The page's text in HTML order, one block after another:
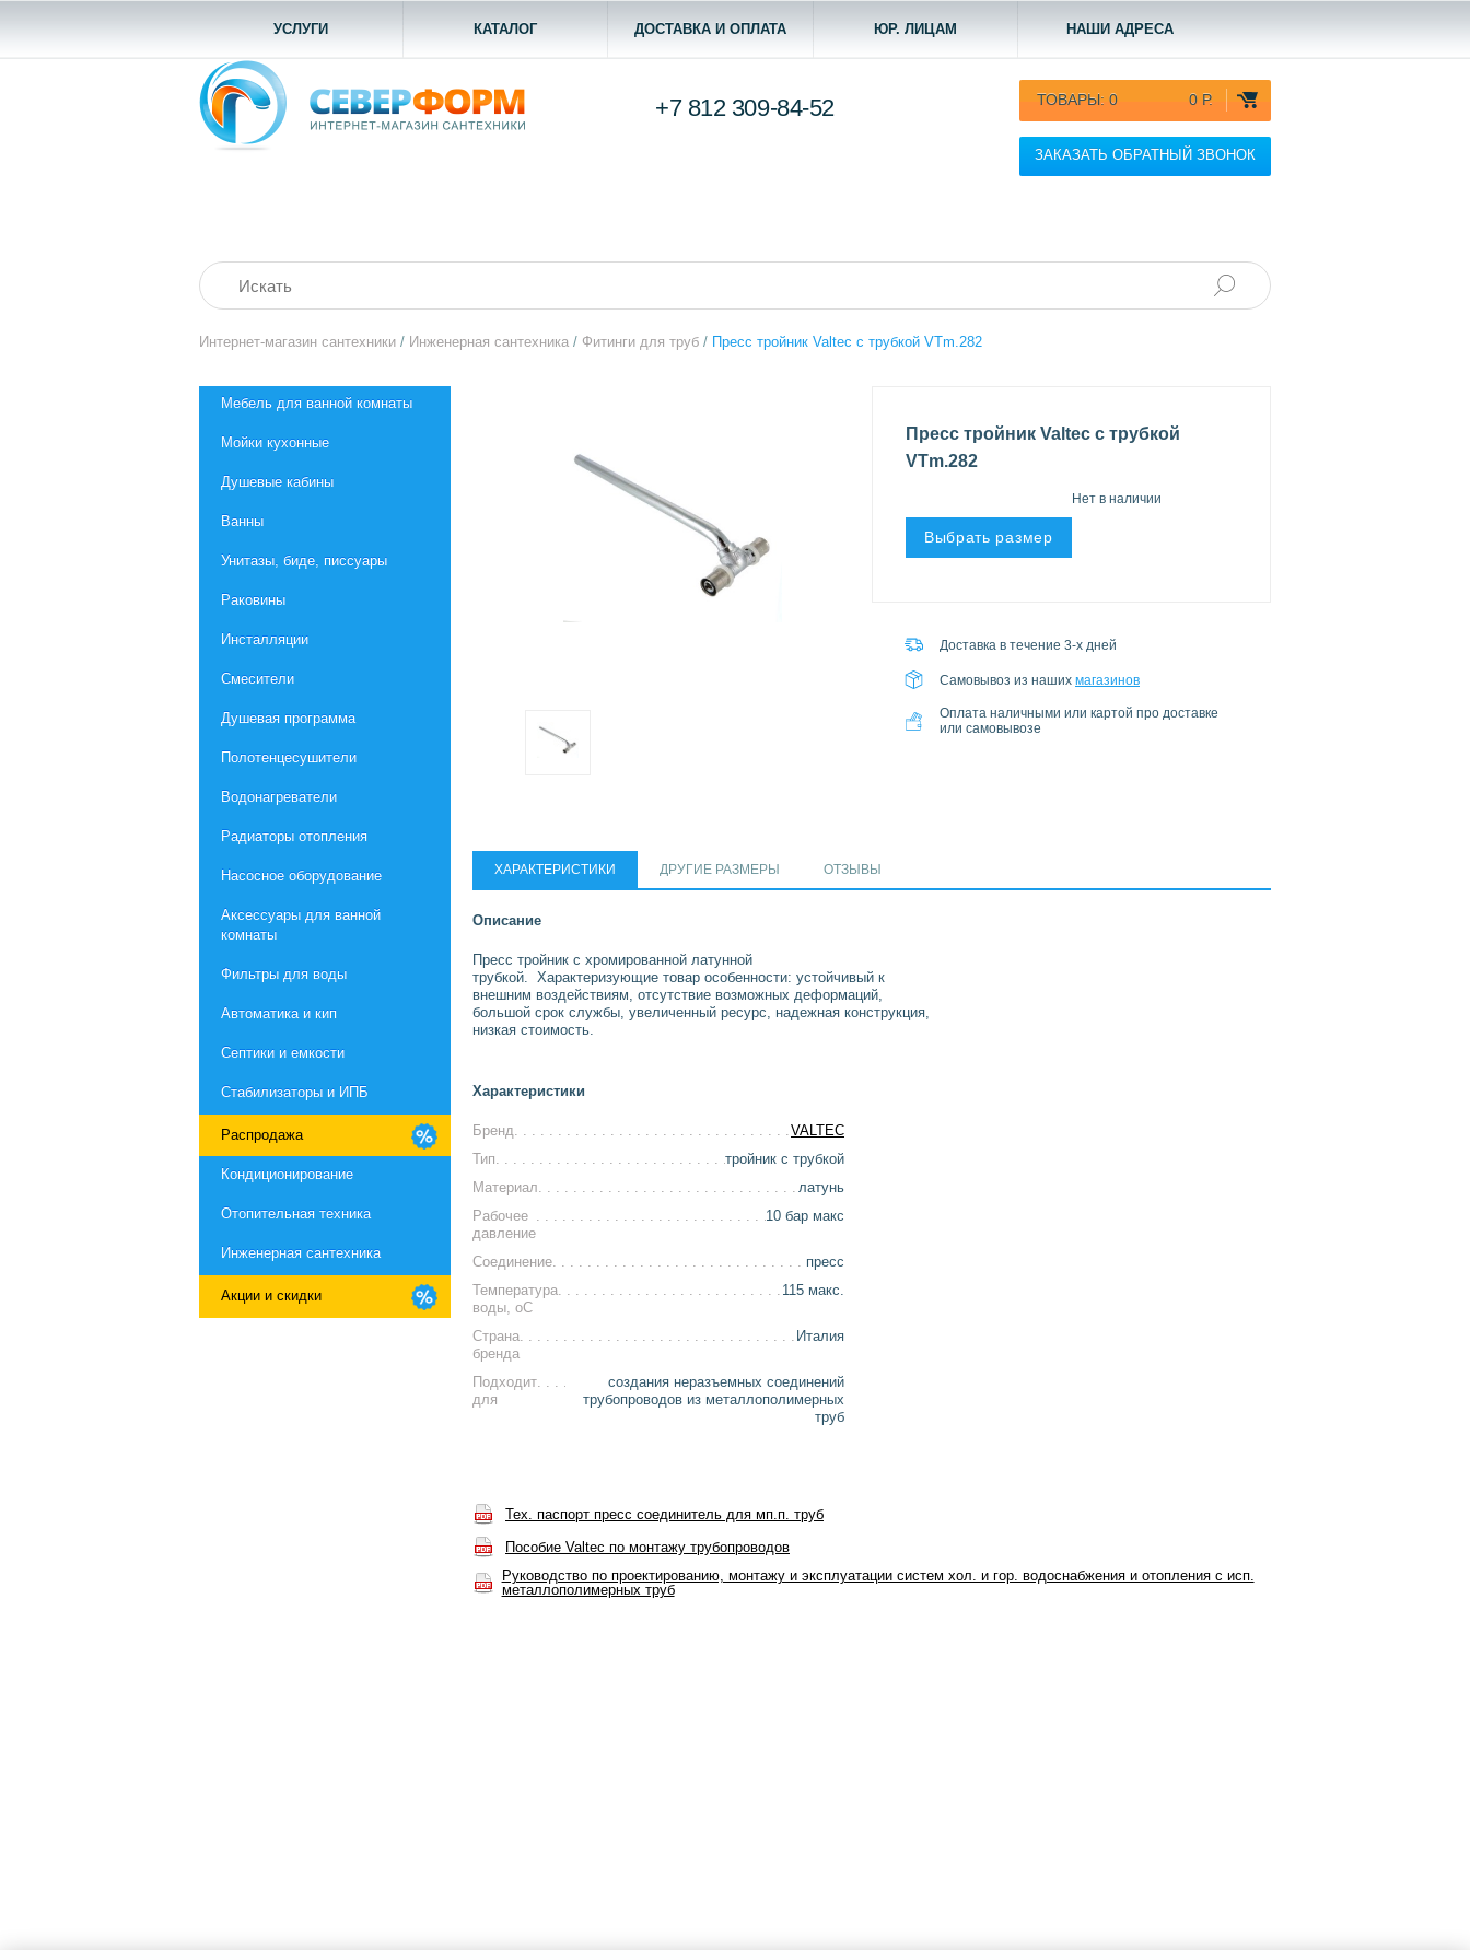
УСЛУГИ КАТАЛОГ ДОСТАВКА И ОПЛАТА ЮР. ЛИЦАМ НАШИ АДРЕСА
ТОВАРЫ: 0 0 Р.
ЗАКАЗАТЬ ОБРАТНЫЙ ЗВОНОК
+7 812 309-84-52
Интернет-магазин сантехники / Инженерная сантехника / Фитинги для труб / Пресс тройник Valtec с трубкой VTm.282
Мебель для ванной комнаты
Мойки кухонные
Душевые кабины
Ванны
Унитазы, биде, писсуары
Раковины
Инсталляции
Смесители
Душевая программа
Полотенцесушители
Водонагреватели
Радиаторы отопления
Насосное оборудование
Aксессуары для ванной
комнаты
Фильтры для воды
Автоматика и кип
Септики и емкости
Стабилизаторы и ИПБ
Распродажа
Кондиционирование
Отопительная техника
Инженерная сантехника
Акции и скидки
Пресс тройник Valtec с трубкой
VTm.282
Нет в наличии
Выбрать размер
Доставка в течение 3-х дней
Самовывоз из наших магазинов
Оплата наличными или картой про доставке
или самовывозе
ХАРАКТЕРИСТИКИ ДРУГИЕ РАЗМЕРЫ ОТЗЫВЫ
Описание
Пресс тройник с хромированной латунной
трубкой. Характеризующие товар особенности: устойчивый к
внешним воздействиям, отсутствие возможных деформаций,
большой срок службы, увеличенный ресурс, надежная конструкция,
низкая стоимость.
Характеристики
Бренд
VALTEC
Тип
тройник с трубкой
Материал
латунь
Рабочее
давление
10 бар макс
Соединение
пресс
Температура
воды, оС
115 макс.
Страна
бренда
Италия
Подходит
для
создания неразъемных соединений
трубопроводов из металлополимерных
труб
Тех. паспорт пресс соединитель для мп.п. труб
Пособие Valtec по монтажу трубопроводов
Руководство по проектированию, монтажу и эксплуатации систем хол. и гор. водоснабжения и отопления с исп.
металлополимерных труб